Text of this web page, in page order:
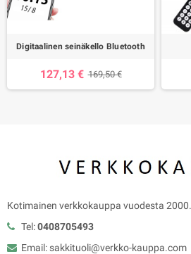
Digitaalinen seinäkello Bluetooth
127,13 € 169,50 €
Kotimainen verkkokauppa vuodesta 2000.
Tel:0408705493
Email: sakkituoli@verkko-kauppa.com